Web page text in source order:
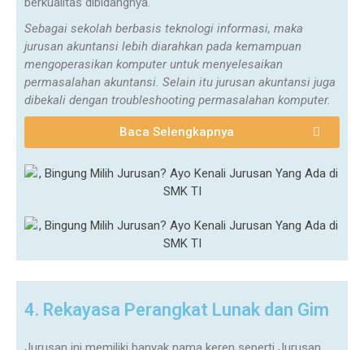
Sebagai sekolah berbasis teknologi informasi, maka
jurusan akuntansi lebih diarahkan pada kemampuan
mengoperasikan komputer untuk menyelesaikan
permasalahan akuntansi. Selain itu jurusan akuntansi juga
dibekali dengan troubleshooting permasalahan komputer.
Baca Selengkapnya
4. Rekayasa Perangkat Lunak dan Gim